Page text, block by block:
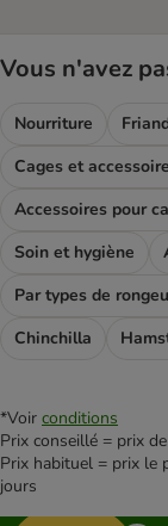
Vous n'avez
Nourriture
Cages et
Accessoires pour
Soin et hygiène
Par types de
Chinchilla
*Voir conditions
Prix conseillé = prix
Prix habituel = prix le
jours